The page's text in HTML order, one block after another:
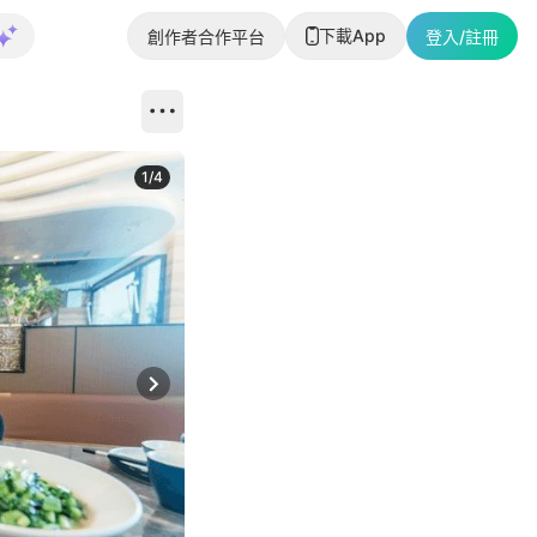
創作者合作平台 下載App 登入/註冊
Next slide
1/4